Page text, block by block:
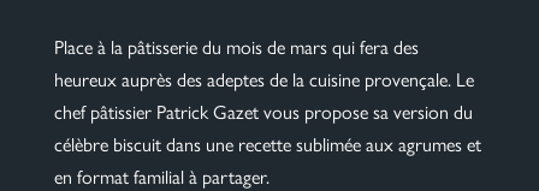
Place à la pâtisserie du mois de mars qui fera des
heureux auprès des adeptes de la cuisine provençale. Le
chef pâtissier Patrick Gazet vous propose sa version du
célèbre biscuit dans une recette sublimée aux agrumes et
en format familial à partager.